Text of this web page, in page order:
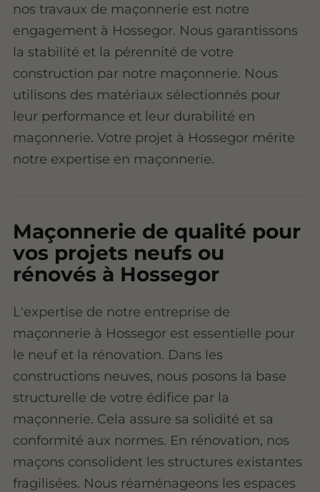
nos travaux de maçonnerie est notre
engagement à Hossegor. Nous garantissons
la stabilité et la pérennité de votre
construction par notre maçonnerie. Nous
utilisons des matériaux sélectionnés pour
leur performance et leur durabilité en
maçonnerie. Votre projet à Hossegor mérite
notre expertise en maçonnerie.
Maçonnerie de qualité pour
vos projets neufs ou
rénovés à Hossegor
L'expertise de notre entreprise de
maçonnerie à Hossegor est essentielle pour
le neuf et la rénovation. Dans les
constructions neuves, nous posons la base
structurelle de votre édifice par la
maçonnerie. Cela assure sa solidité et sa
conformité aux normes. En rénovation, nos
maçons consolident les structures existantes
fragilisées. Nous réaménageons les espaces